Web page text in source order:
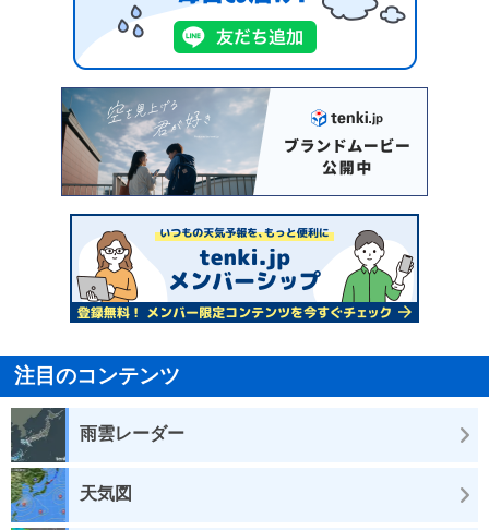
注目のコンテンツ
雨雲レーダー
天気図